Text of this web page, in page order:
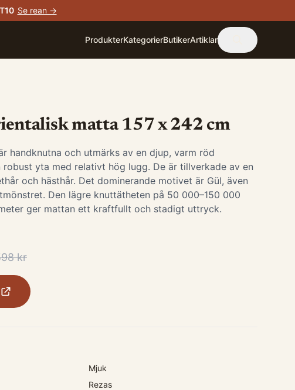
Se rean →
ProdukterKategorierButikerArtiklar
matta 157 x 242 cm
handknutna och utmärks av en djup, varm röd
yta med relativt hög lugg. De är tillverkade av en
och hästhår. Det dominerande motivet är Gül, även
Den lägre knuttätheten på 50 000–150 000
ger mattan ett kraftfullt och stadigt uttryck.
kr
Mjuk
Rezas